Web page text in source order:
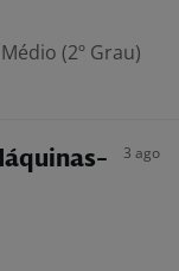
(2º Grau)
3 ago